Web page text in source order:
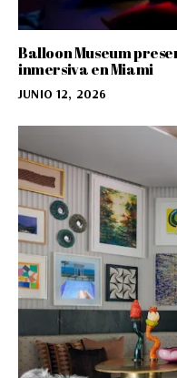
Balloon Museum
inmersiva en Miami
JUNIO 12, 2026